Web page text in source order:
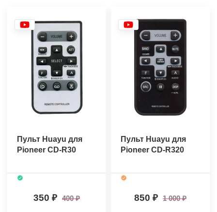
Пульт Huayu для
Pioneer CD-R30
350 400
Пульт Huayu для
Pioneer CD-R320
850 1 000